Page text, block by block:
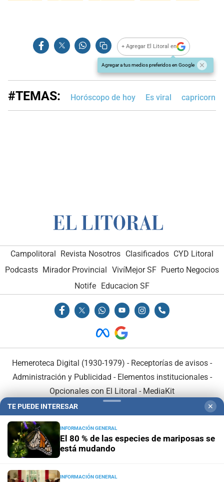
+ Agregar El Litoral en
Agregar a tus medios preferidos en Google
#TEMAS: Horóscopo de hoy Es viral capricornio
Campolitoral Revista Nosotros Clasificados CYD Litoral
Podcasts Mirador Provincial VivíMejor SF Puerto Negocios
Notife Educacion SF
Hemeroteca Digital (1930-1979) - Receptorías de avisos -
Administración y Publicidad - Elementos institucionales-
Opcionales con El Litoral - MediaKit
TE PUEDE INTERESAR ✕
INFORMACIÓN GENERAL
El 80 % de las especies de mariposas se
está mudando
INFORMACIÓN GENERAL